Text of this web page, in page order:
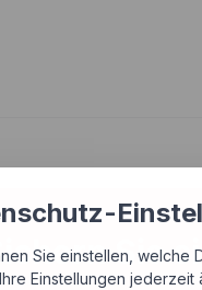
Sie
Sie einstellen, welche
Einstellungen jederzeit